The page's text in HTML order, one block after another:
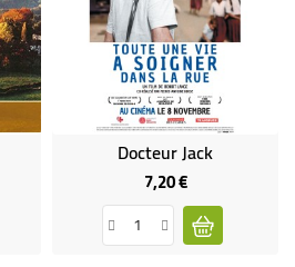
Docteur Jack
7,20 €Prix